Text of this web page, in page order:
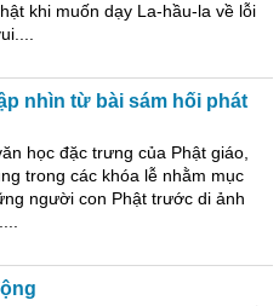
khi muốn dạy La-hầu-la về lỗi
nhìn từ bài sám hối phát
học đặc trưng của Phật giáo,
trong các khóa lễ nhằm mục
người con Phật trước di ảnh